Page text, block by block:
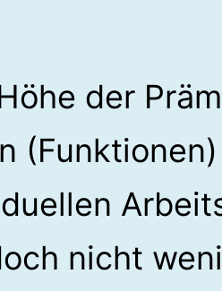
der
nicht